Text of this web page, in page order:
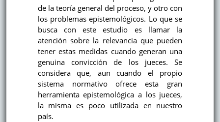
de la teoría general del proceso, y otro con
los problemas epistemológicos. Lo que se
busca con este estudio es llamar la
atención sobre la relevancia que pueden
tener estas medidas cuando generan una
genuina convicción de los jueces. Se
considera que, aun cuando el propio
sistema normativo ofrece esta gran
herramienta epistemológica a los jueces,
la misma es poco utilizada en nuestro
país.